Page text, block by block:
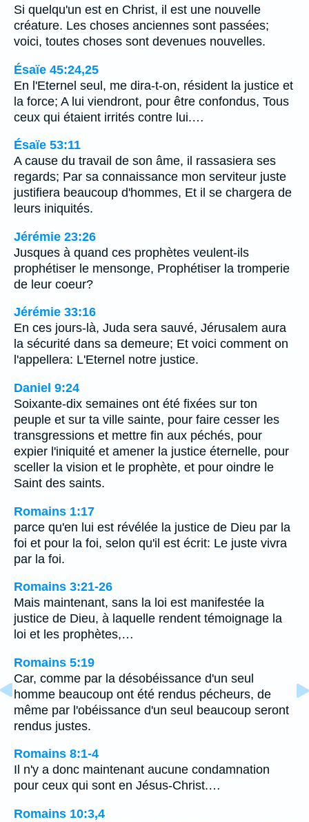
Si quelqu'un est en Christ, il est une nouvelle
créature. Les choses anciennes sont passées;
voici, toutes choses sont devenues nouvelles.
Ésaïe 45:24,25
En l'Eternel seul, me dira-t-on, résident la justice et
la force; A lui viendront, pour être confondus, Tous
ceux qui étaient irrités contre lui.…
Ésaïe 53:11
A cause du travail de son âme, il rassasiera ses
regards; Par sa connaissance mon serviteur juste
justifiera beaucoup d'hommes, Et il se chargera de
leurs iniquités.
Jérémie 23:26
Jusques à quand ces prophètes veulent-ils
prophétiser le mensonge, Prophétiser la tromperie
de leur coeur?
Jérémie 33:16
En ces jours-là, Juda sera sauvé, Jérusalem aura
la sécurité dans sa demeure; Et voici comment on
l'appellera: L'Eternel notre justice.
Daniel 9:24
Soixante-dix semaines ont été fixées sur ton
peuple et sur ta ville sainte, pour faire cesser les
transgressions et mettre fin aux péchés, pour
expier l'iniquité et amener la justice éternelle, pour
sceller la vision et le prophète, et pour oindre le
Saint des saints.
Romains 1:17
parce qu'en lui est révélée la justice de Dieu par la
foi et pour la foi, selon qu'il est écrit: Le juste vivra
par la foi.
Romains 3:21-26
Mais maintenant, sans la loi est manifestée la
justice de Dieu, à laquelle rendent témoignage la
loi et les prophètes,…
Romains 5:19
Car, comme par la désobéissance d'un seul
homme beaucoup ont été rendus pécheurs, de
même par l'obéissance d'un seul beaucoup seront
rendus justes.
Romains 8:1-4
Il n'y a donc maintenant aucune condamnation
pour ceux qui sont en Jésus-Christ.…
Romains 10:3,4